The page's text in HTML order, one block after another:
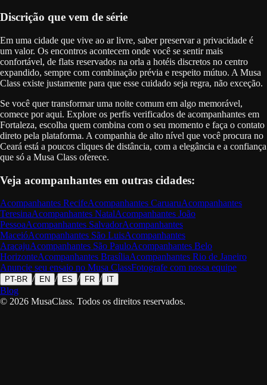
Discrição que vem de série
Em uma cidade que vive ao ar livre, saber preservar a privacidade é
um valor. Os encontros acontecem onde você se sentir mais
confortável, de flats reservados na orla a hotéis discretos no centro
expandido, sempre com combinação prévia e respeito mútuo. A Musa
Class existe justamente para que esse cuidado seja regra, não exceção.
Se você quer transformar uma noite comum em algo memorável,
comece por aqui. Explore os perfis verificados de acompanhantes em
Fortaleza, escolha quem combina com o seu momento e faça o contato
direto pela plataforma. A companhia de alto nível que você procura no
Ceará está a poucos cliques de distância, com a elegância e a confiança
que só a Musa Class oferece.
Veja acompanhantes em outras cidades:
Acompanhantes RecifeAcompanhantes CaruaruAcompanhantes
TeresinaAcompanhantes NatalAcompanhantes João
PessoaAcompanhantes SalvadorAcompanhantes
MaceióAcompanhantes São LuisAcompanhantes
AracajuAcompanhantes São PauloAcompanhantes Belo
HorizonteAcompanhantes BrasíliaAcompanhantes Rio de Janeiro
Anuncie seu ensaio no Musa ClassFotografe com nossa equipe
PT-BR / EN / ES / FR / IT
Blog
© 2026 MusaClass. Todos os direitos reservados.